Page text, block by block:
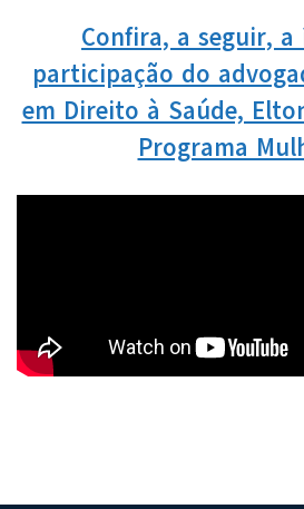
Confira, a seguir,
participação do
em Direito à Saúde,
Programa